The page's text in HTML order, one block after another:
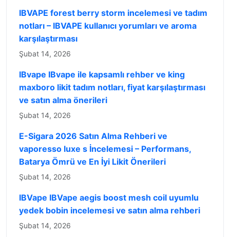
IBVAPE forest berry storm incelemesi ve tadım
notları – IBVAPE kullanıcı yorumları ve aroma
karşılaştırması
Şubat 14, 2026
IBvape IBvape ile kapsamlı rehber ve king
maxboro likit tadım notları, fiyat karşılaştırması
ve satın alma önerileri
Şubat 14, 2026
E-Sigara 2026 Satın Alma Rehberi ve
vaporesso luxe s İncelemesi – Performans,
Batarya Ömrü ve En İyi Likit Önerileri
Şubat 14, 2026
IBVape IBVape aegis boost mesh coil uyumlu
yedek bobin incelemesi ve satın alma rehberi
Şubat 14, 2026